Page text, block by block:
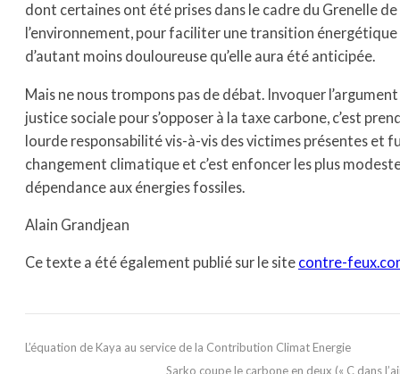
dont certaines ont été prises dans le cadre du Grenelle de
l’environnement, pour faciliter une transition énergétique
d’autant moins douloureuse qu’elle aura été anticipée.
Mais ne nous trompons pas de débat. Invoquer
justice sociale pour s’opposer à la taxe carbone, c’est
lourde responsabilité vis-à-vis des victimes présentes et
changement climatique et c’est enfoncer les plus
dépendance aux énergies fossiles.
Alain Grandjean
Ce texte a été également publié sur le site contre-
L’équation de Kaya au service de la Contribution Climat Energie
Sarko coupe le carbone en deux (« C dans